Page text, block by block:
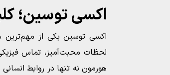
اکسی توسین؛
اکسی توسین یکی از مهم‌ترین
لحظات محبت‌آمیز، تماس
هورمون نه تنها در روابط